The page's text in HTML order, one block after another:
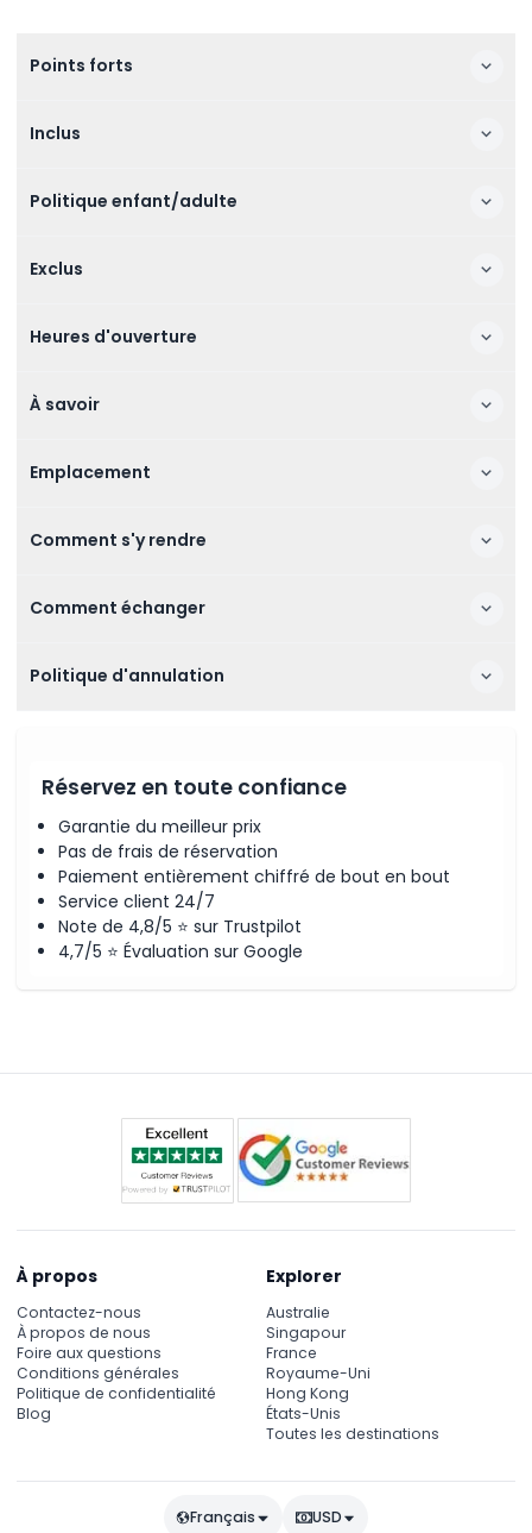
Points forts
Inclus
Politique enfant/adulte
Exclus
Heures d'ouverture
À savoir
Emplacement
Comment s'y rendre
Comment échanger
Politique d'annulation
Réservez en toute confiance
Garantie du meilleur prix
Pas de frais de réservation
Paiement entièrement chiffré de bout en bout
Service client 24/7
Note de 4,8/5 ⭐ sur Trustpilot
4,7/5 ⭐ Évaluation sur Google
À propos
Contactez-nous
À propos de nous
Foire aux questions
Conditions générales
Politique de confidentialité
Blog
Explorer
Australie
Singapour
France
Royaume-Uni
Hong Kong
États-Unis
Toutes les destinations
Français USD